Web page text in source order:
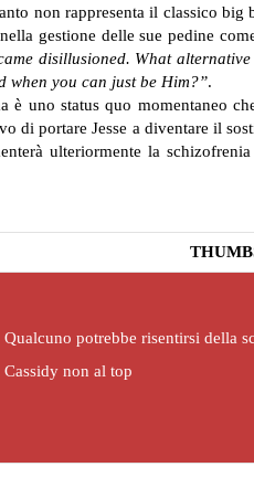
non rappresenta il classico big
gestione delle sue pedine
disillusioned. What
when you can just be Him?”.
uno status quo momentaneo
di portare Jesse a diventare il
ulteriormente la
Qualcuno potrebbe risentirsi della
Cassidy non al top